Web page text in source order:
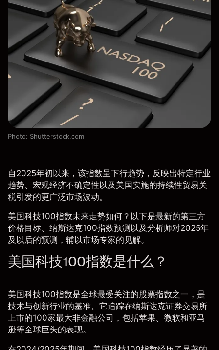
Photo: Shutterstock.com
自2025年初以来，该指数呈下行趋势，反映出特定行业
趋势、宏观经济不确定性以及美国实施的持续性贸易关
税引发的更广泛市场波动。
美国科技100指数未来走势如何？以下是最新的第三方
价格目标、纳斯达克100指数预测以及分析师对2025年
及以后的预测，辅以市场专家的见解。
美国科技100指数是什么？
美国科技100指数是全球最受关注的股票指数之一，是
技术与创新行业的基准。它追踪在纳斯达克证券交易所
上市的100家最大非金融公司，包括苹果、微软和亚马
逊等全球巨头的表现。